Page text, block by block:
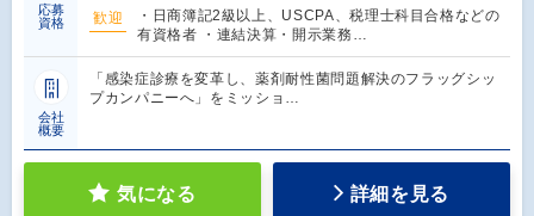
応募
資格
歓迎
・日商簿記2級以上、USCPA、税理士科目合格などの
有資格者 ・連結決算・開示業務…
会社
概要
「感染症診療を変革し、薬剤耐性菌問題解決のフラッグシッ
プカンパニーへ」をミッショ…
気になる 詳細を見る